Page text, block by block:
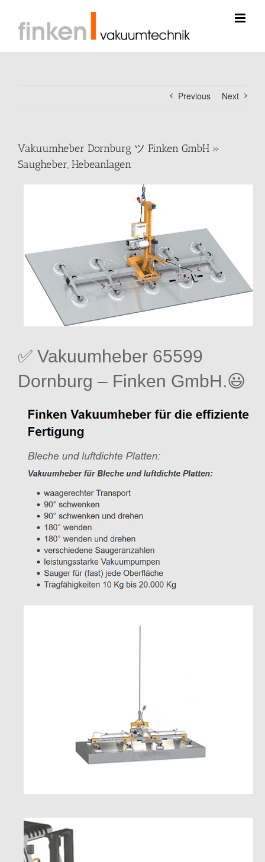
content
Previous Next
Vakuumheber Dornburg ツ Finken GmbH »
Saugheber, Hebeanlagen
✅ Vakuumheber 65599
Dornburg – Finken GmbH.😃